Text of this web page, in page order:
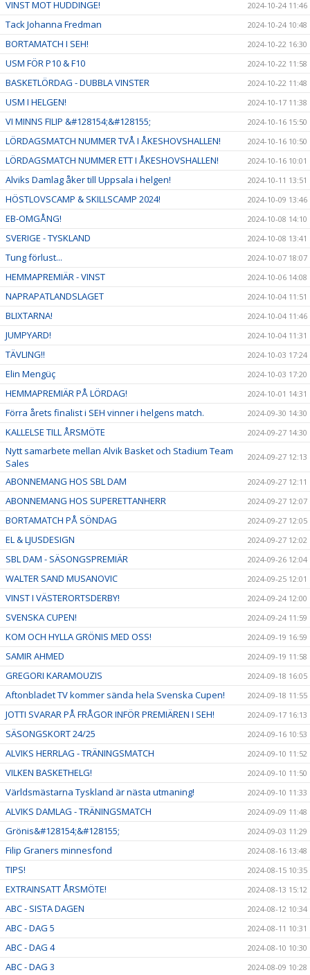
VINST MOT HUDDINGE! 2024-10-24 11:46
Tack Johanna Fredman 2024-10-24 10:48
BORTAMATCH I SEH! 2024-10-22 16:30
USM FÖR P10 & F10 2024-10-22 11:58
BASKETLÖRDAG - DUBBLA VINSTER 2024-10-22 11:48
USM I HELGEN! 2024-10-17 11:38
VI MINNS FILIP &#128154;&#128155; 2024-10-16 15:50
LÖRDAGSMATCH NUMMER TVÅ I ÅKESHOVSHALLEN! 2024-10-16 10:50
LÖRDAGSMATCH NUMMER ETT I ÅKESHOVSHALLEN! 2024-10-16 10:01
Alviks Damlag åker till Uppsala i helgen! 2024-10-11 13:51
HÖSTLOVSCAMP & SKILLSCAMP 2024! 2024-10-09 13:46
EB-OMGÅNG! 2024-10-08 14:10
SVERIGE - TYSKLAND 2024-10-08 13:41
Tung förlust... 2024-10-07 18:07
HEMMAPREMIÄR - VINST 2024-10-06 14:08
NAPRAPATLANDSLAGET 2024-10-04 11:51
BLIXTARNA! 2024-10-04 11:46
JUMPYARD! 2024-10-04 11:31
TÄVLING!! 2024-10-03 17:24
Elin Mengüç 2024-10-03 17:20
HEMMAPREMIÄR PÅ LÖRDAG! 2024-10-01 14:31
Förra årets finalist i SEH vinner i helgens match. 2024-09-30 14:30
KALLELSE TILL ÅRSMÖTE 2024-09-27 14:30
Nytt samarbete mellan Alvik Basket och Stadium Team
Sales
2024-09-27 12:13
ABONNEMANG HOS SBL DAM 2024-09-27 12:11
ABONNEMANG HOS SUPERETTANHERR 2024-09-27 12:07
BORTAMATCH PÅ SÖNDAG 2024-09-27 12:05
EL & LJUSDESIGN 2024-09-27 12:02
SBL DAM - SÄSONGSPREMIÄR 2024-09-26 12:04
WALTER SAND MUSANOVIC 2024-09-25 12:01
VINST I VÄSTERORTSDERBY! 2024-09-24 12:00
SVENSKA CUPEN! 2024-09-24 11:59
KOM OCH HYLLA GRÖNIS MED OSS! 2024-09-19 16:59
SAMIR AHMED 2024-09-19 11:58
GREGORI KARAMOUZIS 2024-09-18 16:05
Aftonbladet TV kommer sända hela Svenska Cupen! 2024-09-18 11:55
JOTTI SVARAR PÅ FRÅGOR INFÖR PREMIÄREN I SEH! 2024-09-17 16:13
SÄSONGSKORT 24/25 2024-09-16 10:53
ALVIKS HERRLAG - TRÄNINGSMATCH 2024-09-10 11:52
VILKEN BASKETHELG! 2024-09-10 11:50
Världsmästarna Tyskland är nästa utmaning! 2024-09-10 11:33
ALVIKS DAMLAG - TRÄNINGSMATCH 2024-09-09 11:48
Grönis&#128154;&#128155; 2024-09-03 11:29
Filip Graners minnesfond 2024-08-16 13:48
TIPS! 2024-08-15 10:35
EXTRAINSATT ÅRSMÖTE! 2024-08-13 15:12
ABC - SISTA DAGEN 2024-08-12 10:34
ABC - DAG 5 2024-08-11 10:31
ABC - DAG 4 2024-08-10 10:30
ABC - DAG 3 2024-08-09 10:28